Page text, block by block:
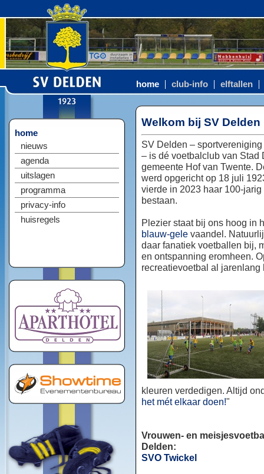
home club-info elftallen
home
nieuws
agenda
uitslagen
programma
privacy-info
huisregels
Welkom bij SV Delden
SV Delden –
– is dé voetbalclub van Stad
gemeente Hof van Twente.
werd opgericht op 18 juli
vierde in 2023 haar 100-jarig
bestaan.
Plezier staat bij ons hoog in
blauw-gele vaandel.
daar fanatiek voetballen bij,
en ontspanning eromheen.
recreatievoetbal al jarenlang
kleuren verdedigen. Altijd
het mét elkaar doen!"
Vrouwen- en
Delden:
SVO Twickel